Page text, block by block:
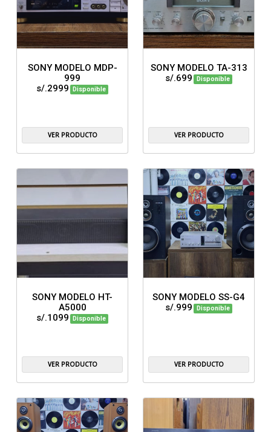
SONY MODELO MDP-
999
s/.2999
Disponible
VER PRODUCTO
SONY MODELO TA-313
s/.699
Disponible
VER PRODUCTO
SONY MODELO HT-
A5000
s/.1099
Disponible
VER PRODUCTO
SONY MODELO SS-G4
s/.999
Disponible
VER PRODUCTO